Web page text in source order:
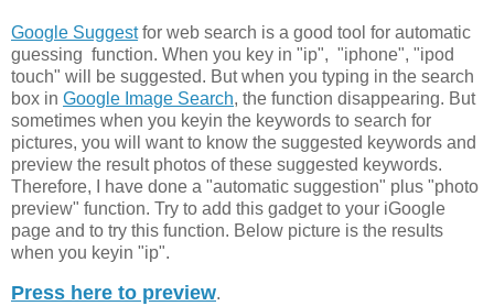
Google Suggestfor web search is a good tool for automatic
guessing function. When you key in "ip", "iphone", "ipod
touch" will be suggested. But when you typing in the search
box in Google Image Search, the function disappearing. But
sometimes when you keyin the keywords to search for
pictures, you will want to know the suggested keywords and
preview the result photos of these suggested keywords.
Therefore, I have done a "automatic suggestion" plus "photo
preview" function. Try to add this gadget to your iGoogle
page and to try this function. Below picture is the results
when you keyin "ip".
Press here to preview.